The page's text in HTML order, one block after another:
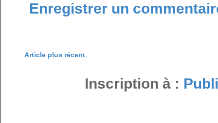
Enregistrer un
Article plus récent
Inscription à :